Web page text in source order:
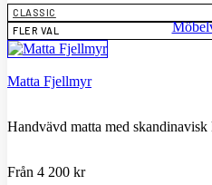
CLASSIC
FLER VAL
Matta Fjellmyr
Handvävd matta med skandinavisk
Från 4 200 kr